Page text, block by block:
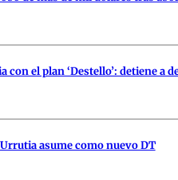
con el plan ‘Destello’: detiene a
asume como nuevo DT